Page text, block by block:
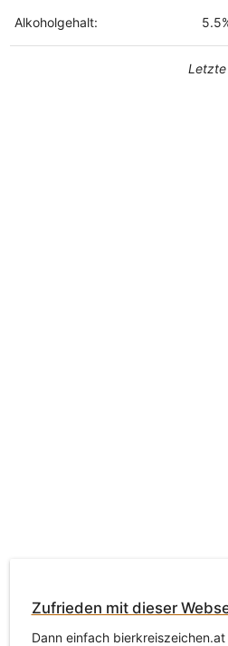
Alkoholgehalt:
Letzte
Zufrieden mit dieser
Dann einfach